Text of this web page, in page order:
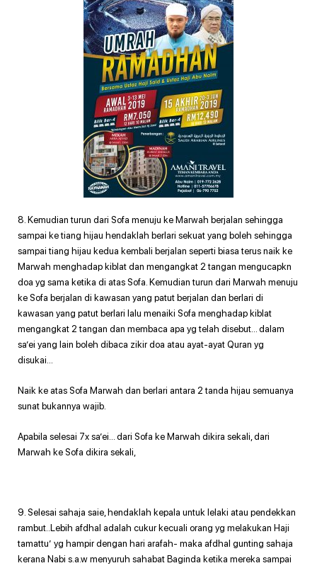
8. Kemudian turun dari Sofa menuju ke Marwah berjalan sehingga
sampai ke tiang hijau hendaklah berlari sekuat yang boleh sehingga
sampai tiang hijau kedua kembali berjalan seperti biasa terus naik ke
Marwah menghadap kiblat dan mengangkat 2 tangan mengucapkn
doa yg sama ketika di atas Sofa. Kemudian turun dari Marwah menuju
ke Sofa berjalan di kawasan yang patut berjalan dan berlari di
kawasan yang patut berlari lalu menaiki Sofa menghadap kiblat
mengangkat 2 tangan dan membaca apa yg telah disebut… dalam
sa’ei yang lain boleh dibaca zikir doa atau ayat-ayat Quran yg
disukai…
Naik ke atas Sofa Marwah dan berlari antara 2 tanda hijau semuanya
sunat bukannya wajib.
Apabila selesai 7x sa’ei… dari Sofa ke Marwah dikira sekali, dari
Marwah ke Sofa dikira sekali,
9. Selesai sahaja saie, hendaklah kepala untuk lelaki atau pendekkan
rambut..Lebih afdhal adalah cukur kecuali orang yg melakukan Haji
tamattu’ yg hampir dengan hari arafah- maka afdhal gunting sahaja
kerana Nabi s.a.w menyuruh sahabat Baginda ketika mereka sampai